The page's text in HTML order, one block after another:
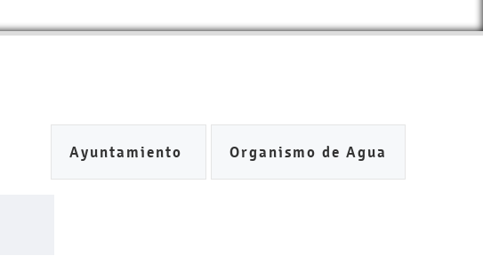
Ayuntamiento Organismo de Agua